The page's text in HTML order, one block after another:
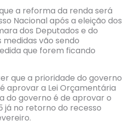
a reforma da renda será
Nacional após a eleição dos
dos Deputados e do
medidas vão sendo
que forem ficando
que a prioridade do governo
aprovar a Lei Orçamentária
do governo é de aprovar o
já no retorno do recesso